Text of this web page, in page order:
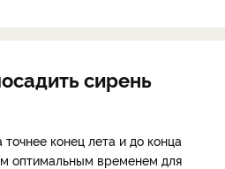
сирень
конец лета и до конца
оптимальным временем для